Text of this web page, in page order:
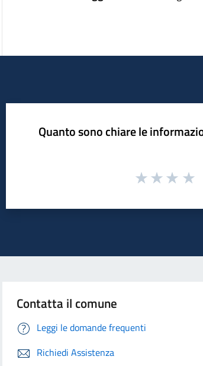
Quanto sono chiare le
Contatta il comune
Leggi le domande frequenti
Richiedi Assistenza